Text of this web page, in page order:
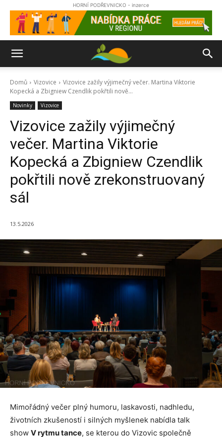
HORNÍ PODŘEVNICKO - inzerce
Domů Vizovice
Vizovice zažily výjimečný večer. Martina Viktorie
Kopecká a Zbigniew Czendlik pokřtili nově...
Novinky Vizovice
Vizovice zažily výjimečný
večer. Martina Viktorie
Kopecká a Zbigniew Czendlik
pokřtili nově zrekonstruovaný
sál
13.5.2026
Mimořádný večer plný humoru, laskavosti, nadhledu,
životních zkušeností i silných myšlenek nabídla talk
show V rytmu tance, se kterou do Vizovic společně